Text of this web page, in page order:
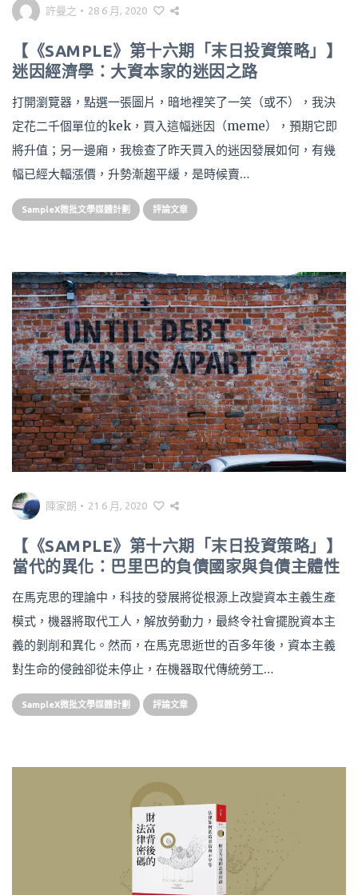
許曼之 • 28 6 月, 2020
【《SAMPLE》第十六期「末日投資策略」】
迷因經濟學：大資本家的迷因之路
打開瀏覽器，點選一張圖片，暗地裡笑了一笑（或不），我決
定花二千個單位的kek，買入這幅迷因（meme），預期它即
將升值；另一邊廂，我檢查了昨天買入的迷因發展如何，有幾
幅已經大輻漲價，升勢漸趨平緩，是時候賣…
SampleX微批文學媒體計劃 評論文章
陳家朗 • 21 6 月, 2020
【《SAMPLE》第十六期「末日投資策略」】
當代的異化：巴里巴的負債國家與負債主體性
在馬克思的理論中，科技的發展將從根源上改變資本主義生產
模式，機器將取代工人，解放勞動力，最終令社會擺脫資本主
義的剝削和異化。然而，在馬克思逝世的百多年後，資本主義
對生命的侵蝕卻從未停止，在機器取代傳統勞工…
SampleX微批文學媒體計劃 評論文章